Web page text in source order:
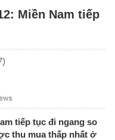
Miền Nam tiếp
tiếp tục đi ngang so
thu mua thấp nhất ở